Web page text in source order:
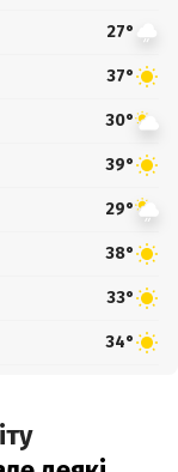
27°
37°
30°
39°
29°
38°
33°
34°